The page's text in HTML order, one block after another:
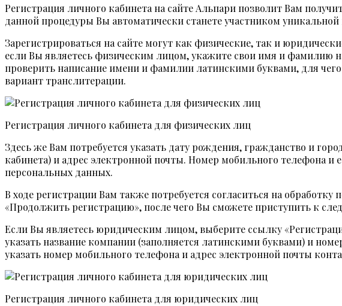
Регистрация личного кабинета на сайте Альпари позволит Вам
данной процедуры Вы автоматически станете участником
Зарегистрироваться на сайте могут как физические, так и
если Вы являетесь физическим лицом, укажите свои имя и фамилию
проверить написание имени и фамилии латинскими буквами, для
вариант транслитерации.
Регистрация личного кабинета для физических лиц
Здесь же Вам потребуется указать дату рождения, гражданство и
кабинета) и адрес электронной почты. Номер мобильного телефона
персональных данных.
В ходе регистрации Вам также потребуется согласиться на
«Продолжить регистрацию», после чего Вы сможете приступить к
Если Вы являетесь юридическим лицом, выберите ссылку
указать название компании (заполняется латинскими буквами) и
указать номер мобильного телефона и адрес электронной почты
Регистрация личного кабинета для юридических лиц